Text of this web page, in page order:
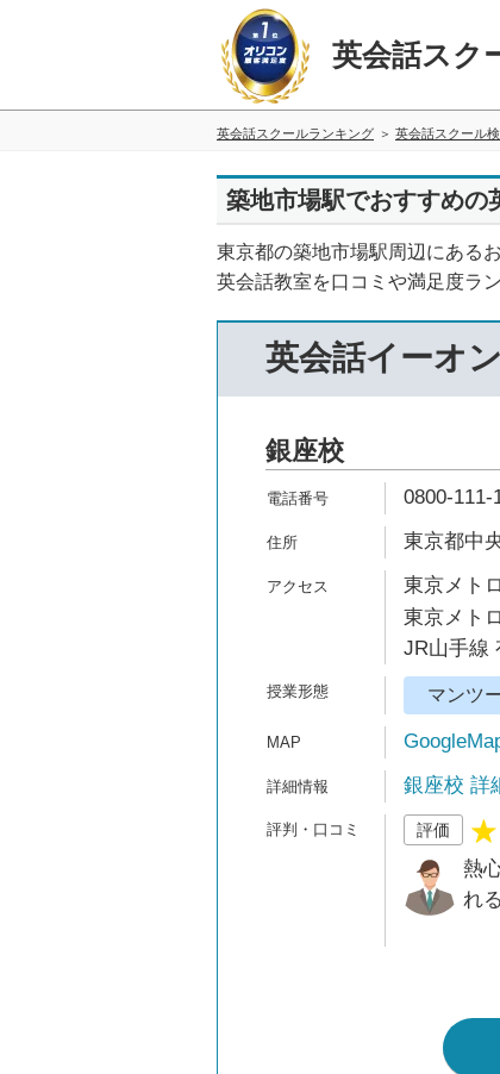
英会話スク
英会話スクールランキング 英会話スクール
築地市場駅でおすすめの
東京都の築地市場駅周辺にある
英会話教室を口コミや満足度ラ
英会話イーオン
銀座校
0800-111-
東京都中
東京メト
東京メト
JR山手線
マンツ
銀座校 詳
評価
熱
れ